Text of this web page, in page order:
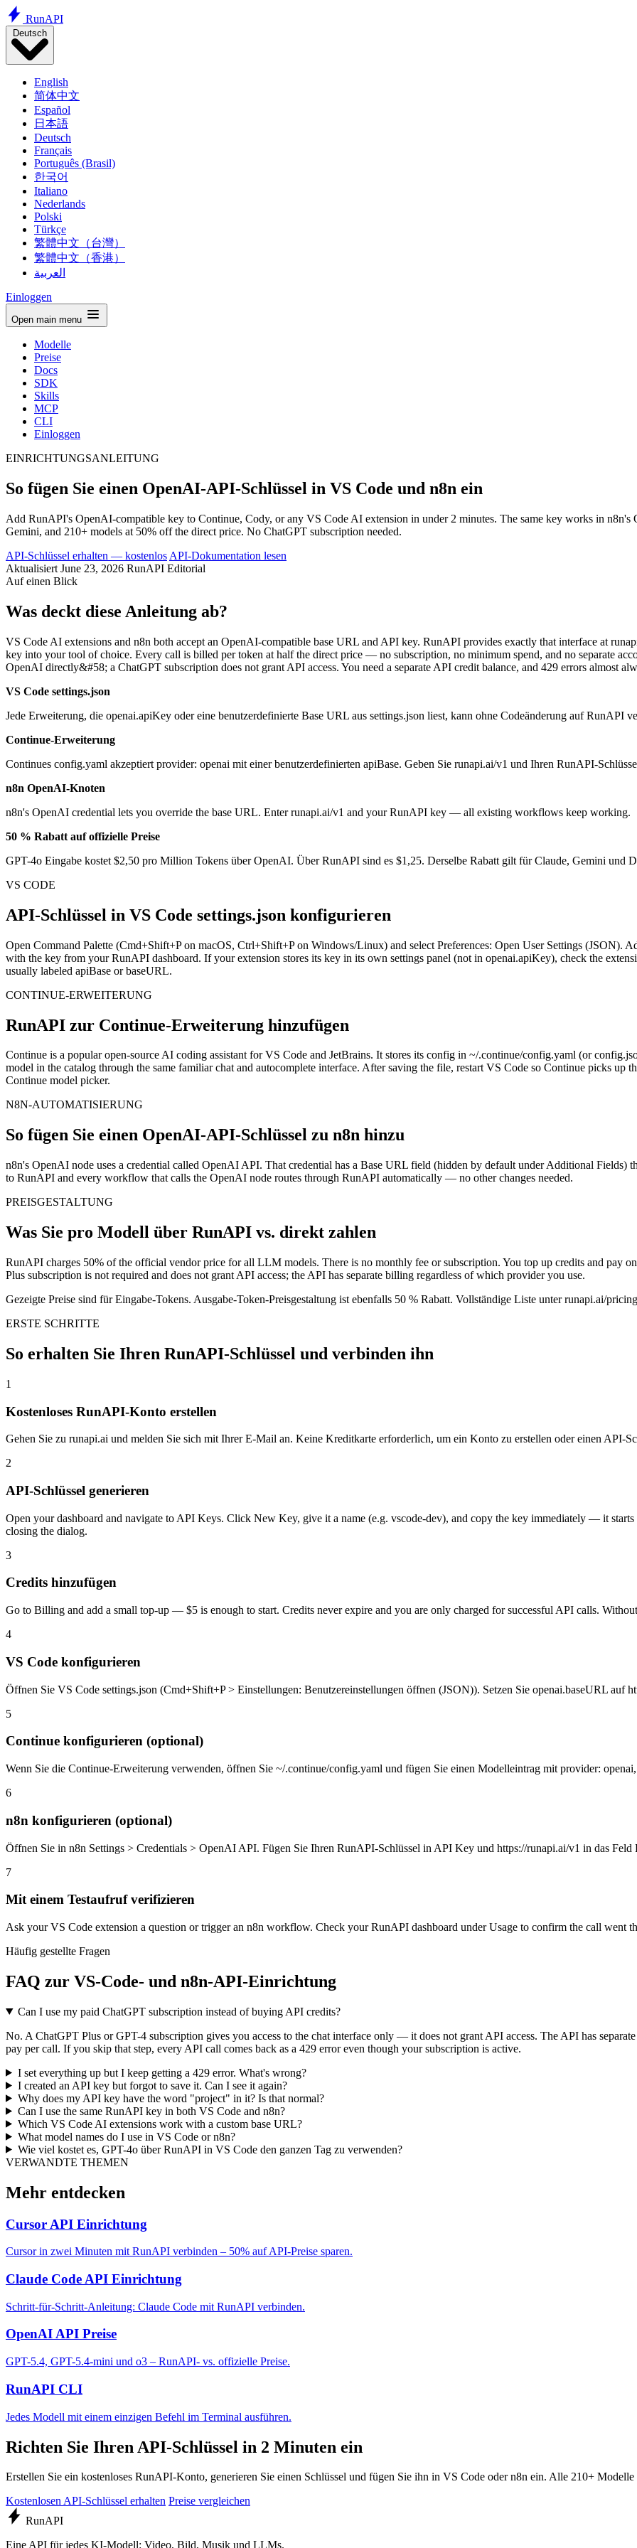
RunAPI
Deutsch
English
简体中文
Español
日本語
Deutsch
Français
Português (Brasil)
한국어
Italiano
Nederlands
Polski
Türkçe
繁體中文（台灣）
繁體中文（香港）
العربية
Einloggen
Open main menu
Modelle
Preise
Docs
SDK
Skills
MCP
CLI
Einloggen
EINRICHTUNGSANLEITUNG
So fügen Sie einen OpenAI-API-Schlüssel in VS Code und n8n ein
Add RunAPI's OpenAI-compatible key to Continue, Cody, or any VS Code AI extension in under 2 minutes. The same key works in
Gemini, and 210+ models at 50% off the direct price. No ChatGPT subscription needed.
API-Schlüssel erhalten — kostenlos API-Dokumentation lesen
Aktualisiert June 23, 2026 RunAPI Editorial
Auf einen Blick
Was deckt diese Anleitung ab?
VS Code AI extensions and n8n both accept an OpenAI-compatible base URL and API key. RunAPI provides exactly that interface at
key into your tool of choice. Every call is billed per token at half the direct price — no subscription, no minimum spend, and no separate
OpenAI directly&#58; a ChatGPT subscription does not grant API access. You need a separate API credit balance, and 429 errors almost
VS Code settings.json
Jede Erweiterung, die openai.apiKey oder eine benutzerdefinierte Base URL aus settings.json liest, kann ohne Codeänderung auf RunAPI
Continue-Erweiterung
Continues config.yaml akzeptiert provider: openai mit einer benutzerdefinierten apiBase. Geben Sie runapi.ai/v1 und Ihren RunAPI-
n8n OpenAI-Knoten
n8n's OpenAI credential lets you override the base URL. Enter runapi.ai/v1 and your RunAPI key — all existing workflows keep working.
50 % Rabatt auf offizielle Preise
GPT-4o Eingabe kostet $2,50 pro Million Tokens über OpenAI. Über RunAPI sind es $1,25. Derselbe Rabatt gilt für Claude, Gemini und
VS CODE
API-Schlüssel in VS Code settings.json konfigurieren
Open Command Palette (Cmd+Shift+P on macOS, Ctrl+Shift+P on Windows/Linux) and select Preferences: Open User Settings
with the key from your RunAPI dashboard. If your extension stores its key in its own settings panel (not in openai.apiKey), check the
usually labeled apiBase or baseURL.
CONTINUE-ERWEITERUNG
RunAPI zur Continue-Erweiterung hinzufügen
Continue is a popular open-source AI coding assistant for VS Code and JetBrains. It stores its config in ~/.continue/config.yaml (or
model in the catalog through the same familiar chat and autocomplete interface. After saving the file, restart VS Code so Continue picks
Continue model picker.
N8N-AUTOMATISIERUNG
So fügen Sie einen OpenAI-API-Schlüssel zu n8n hinzu
n8n's OpenAI node uses a credential called OpenAI API. That credential has a Base URL field (hidden by default under Additional Fields)
to RunAPI and every workflow that calls the OpenAI node routes through RunAPI automatically — no other changes needed.
PREISGESTALTUNG
Was Sie pro Modell über RunAPI vs. direkt zahlen
RunAPI charges 50% of the official vendor price for all LLM models. There is no monthly fee or subscription. You top up credits and pay
Plus subscription is not required and does not grant API access; the API has separate billing regardless of which provider you use.
Gezeigte Preise sind für Eingabe-Tokens. Ausgabe-Token-Preisgestaltung ist ebenfalls 50 % Rabatt. Vollständige Liste unter runapi.ai/
ERSTE SCHRITTE
So erhalten Sie Ihren RunAPI-Schlüssel und verbinden ihn
1
Kostenloses RunAPI-Konto erstellen
Gehen Sie zu runapi.ai und melden Sie sich mit Ihrer E-Mail an. Keine Kreditkarte erforderlich, um ein Konto zu erstellen oder einen API-
2
API-Schlüssel generieren
Open your dashboard and navigate to API Keys. Click New Key, give it a name (e.g. vscode-dev), and copy the key immediately — it
closing the dialog.
3
Credits hinzufügen
Go to Billing and add a small top-up — $5 is enough to start. Credits never expire and you are only charged for successful API calls.
4
VS Code konfigurieren
Öffnen Sie VS Code settings.json (Cmd+Shift+P > Einstellungen: Benutzereinstellungen öffnen (JSON)). Setzen Sie openai.baseURL auf
5
Continue konfigurieren (optional)
Wenn Sie die Continue-Erweiterung verwenden, öffnen Sie ~/.continue/config.yaml und fügen Sie einen Modelleintrag mit provider:
6
n8n konfigurieren (optional)
Öffnen Sie in n8n Settings > Credentials > OpenAI API. Fügen Sie Ihren RunAPI-Schlüssel in API Key und https://runapi.ai/v1 in das Feld
7
Mit einem Testaufruf verifizieren
Ask your VS Code extension a question or trigger an n8n workflow. Check your RunAPI dashboard under Usage to confirm the call went
Häufig gestellte Fragen
FAQ zur VS-Code- und n8n-API-Einrichtung
Can I use my paid ChatGPT subscription instead of buying API credits?
No. A ChatGPT Plus or GPT-4 subscription gives you access to the chat interface only — it does not grant API access. The API has
pay per call. If you skip that step, every API call comes back as a 429 error even though your subscription is active.
I set everything up but I keep getting a 429 error. What's wrong?
I created an API key but forgot to save it. Can I see it again?
Why does my API key have the word "project" in it? Is that normal?
Can I use the same RunAPI key in both VS Code and n8n?
Which VS Code AI extensions work with a custom base URL?
What model names do I use in VS Code or n8n?
Wie viel kostet es, GPT-4o über RunAPI in VS Code den ganzen Tag zu verwenden?
VERWANDTE THEMEN
Mehr entdecken
Cursor API Einrichtung
Cursor in zwei Minuten mit RunAPI verbinden – 50% auf API-Preise sparen.
Claude Code API Einrichtung
Schritt-für-Schritt-Anleitung: Claude Code mit RunAPI verbinden.
OpenAI API Preise
GPT-5.4, GPT-5.4-mini und o3 – RunAPI- vs. offizielle Preise.
RunAPI CLI
Jedes Modell mit einem einzigen Befehl im Terminal ausführen.
Richten Sie Ihren API-Schlüssel in 2 Minuten ein
Erstellen Sie ein kostenloses RunAPI-Konto, generieren Sie einen Schlüssel und fügen Sie ihn in VS Code oder n8n ein. Alle 210+
Kostenlosen API-Schlüssel erhalten Preise vergleichen
RunAPI
Eine API für jedes KI-Modell: Video, Bild, Musik und LLMs.